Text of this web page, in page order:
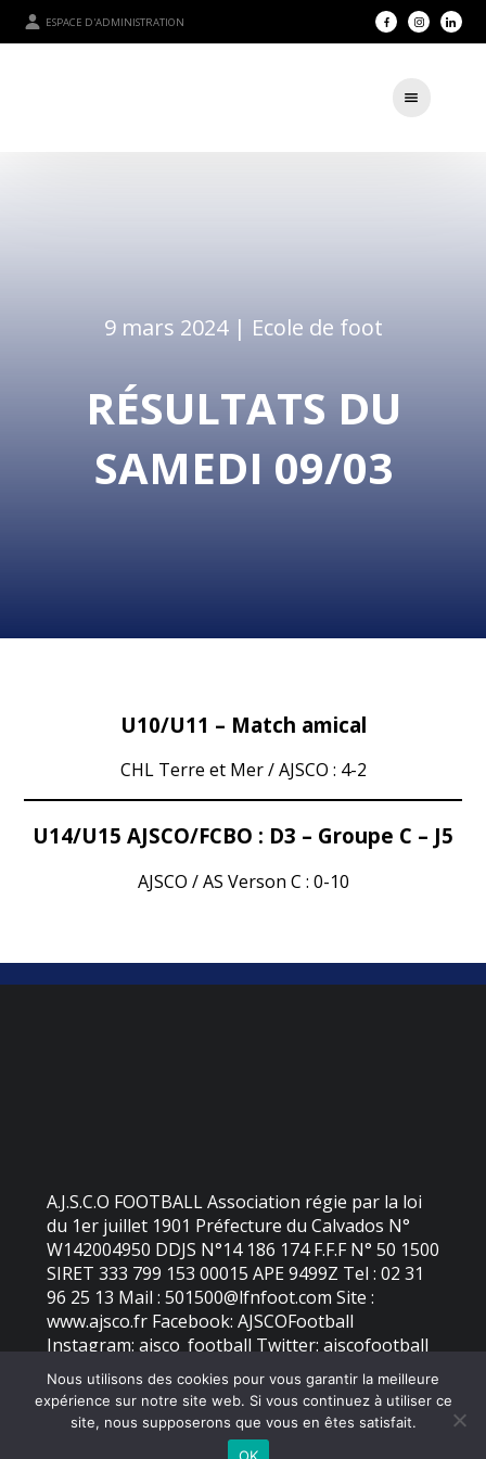
ESPACE D'ADMINISTRATION
9 mars 2024 | Ecole de foot
RÉSULTATS DU
SAMEDI 09/03
U10/U11 – Match amical
CHL Terre et Mer / AJSCO : 4-2
U14/U15 AJSCO/FCBO : D3 – Groupe C – J5
AJSCO / AS Verson C : 0-10
A.J.S.C.O FOOTBALL Association régie par la loi
du 1er juillet 1901 Préfecture du Calvados N°
W142004950 DDJS N°14 186 174 F.F.F N° 50 1500
SIRET 333 799 153 00015 APE 9499Z Tel : 02 31
96 25 13 Mail : 501500@lfnfoot.com Site :
www.ajsco.fr Facebook: AJSCOFootball
Instagram: ajsco_football Twitter: ajscofootball
2026 - AJS Colleville Ouistreham | Site internet réalisé par
Nous utilisons des cookies pour vous garantir la meilleure
expérience sur notre site web. Si vous continuez à utiliser ce
site, nous supposerons que vous en êtes satisfait.
OK